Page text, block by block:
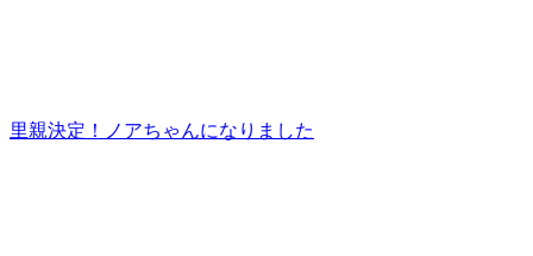
里親決定！ノアちゃんになりました